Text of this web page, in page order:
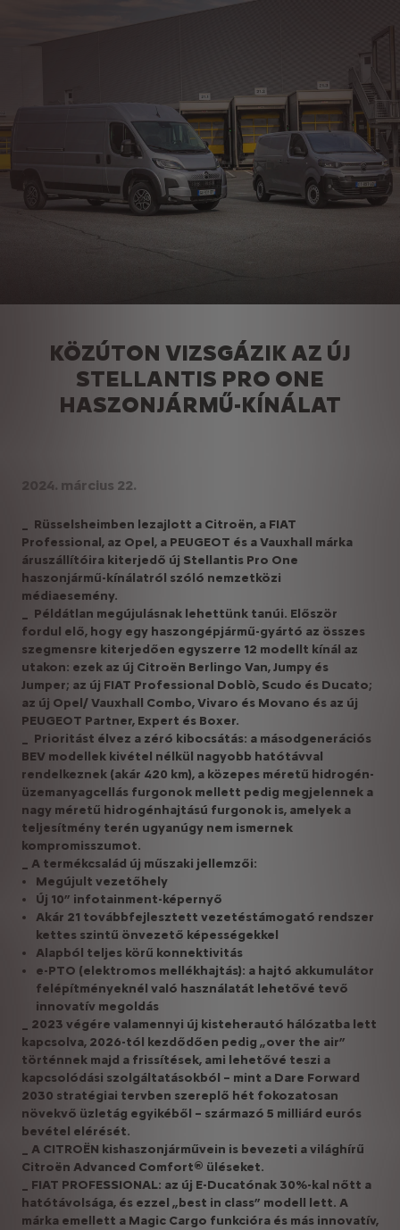
KÖZÚTON VIZSGÁZIK AZ ÚJ
STELLANTIS PRO ONE
HASZONJÁRMŰ-KÍNÁLAT
2024. március 22.
_ Rüsselsheimben lezajlott a Citroën, a FIAT
Professional, az Opel, a PEUGEOT és a Vauxhall márka
áruszállítóira kiterjedő új Stellantis Pro One
haszonjármű-kínálatról szóló nemzetközi
médiaesemény.
_ Példátlan megújulásnak lehettünk tanúi. Először
fordul elő, hogy egy haszongépjármű-gyártó az összes
szegmensre kiterjedően egyszerre 12 modellt kínál az
utakon: ezek az új Citroën Berlingo Van, Jumpy és
Jumper; az új FIAT Professional Doblò, Scudo és Ducato;
az új Opel/ Vauxhall Combo, Vivaro és Movano és az új
PEUGEOT Partner, Expert és Boxer.
Prioritást élvez a zéró kibocsátás: a másodgenerációs
BEV modellek kivétel nélkül nagyobb hatótávval
rendelkeznek (akár 420 km), a közepes méretű hidrogén-
üzemanyagcellás furgonok mellett pedig megjelennek a
nagy méretű hidrogénhajtású furgonok is, amelyek a
teljesítmény terén ugyanúgy nem ismernek
kompromisszumot.
_ A termékcsalád új műszaki jellemzői:
Megújult vezetőhely
Új 10” infotainment-képernyő
Akár 21 továbbfejlesztett vezetéstámogató rendszer
kettes szintű önvezető képességekkel
Alapból teljes körű konnektivitás
e-PTO (elektromos mellékhajtás): a hajtó akkumulátor
felépítményeknél való használatát lehetővé tevő
innovatív megoldás
_ 2023 végére valamennyi új kisteherautó hálózatba lett
kapcsolva, 2026-tól kezdődően pedig „over the air”
történnek majd a frissítések, ami lehetővé teszi a
kapcsolódási szolgáltatásokból – mint a Dare Forward
2030 stratégiai tervben szereplő hét fokozatosan
növekvő üzletág egyikéből – származó 5 milliárd eurós
bevétel elérését.
_ A CITROËN kishaszonjárművein is bevezeti a világhírű
Citroën Advanced Comfort® üléseket.
_ FIAT PROFESSIONAL: az új E-Ducatónak 30%-kal nőtt a
hatótávolsága, és ezzel „best in class” modell lett. A
márka emellett a Magic Cargo funkcióra és más innovatív,